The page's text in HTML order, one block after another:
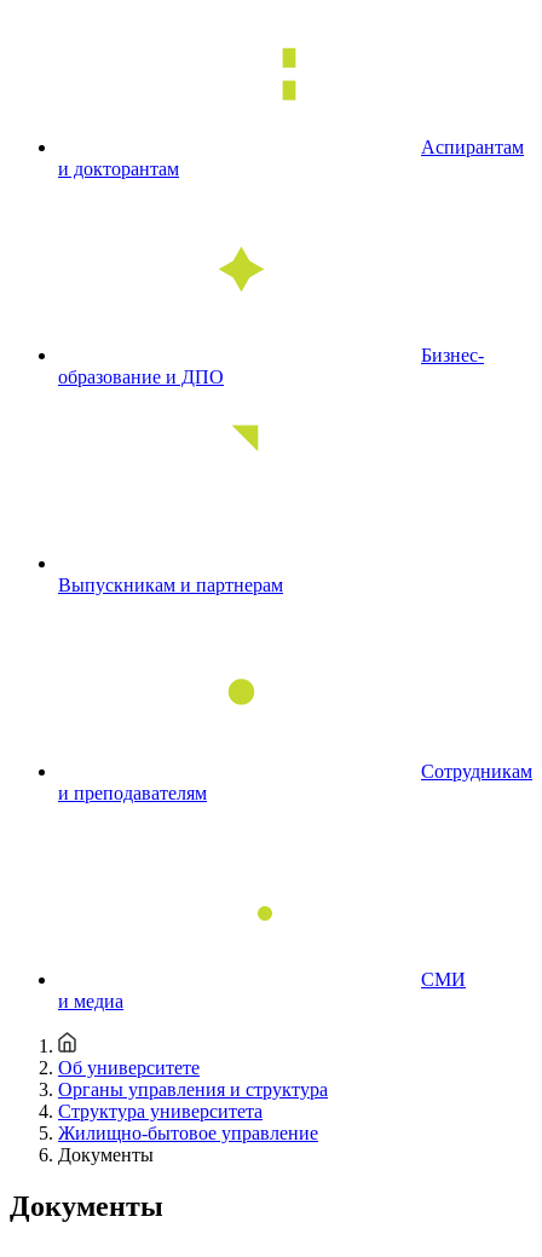
Аспирантам
и докторантам
Бизнес-
образование и ДПО
Выпускникам и партнерам
Сотрудникам
и преподавателям
СМИ
и медиа
Об университете
Органы управления и структура
Структура университета
Жилищно-бытовое управление
Документы
Документы